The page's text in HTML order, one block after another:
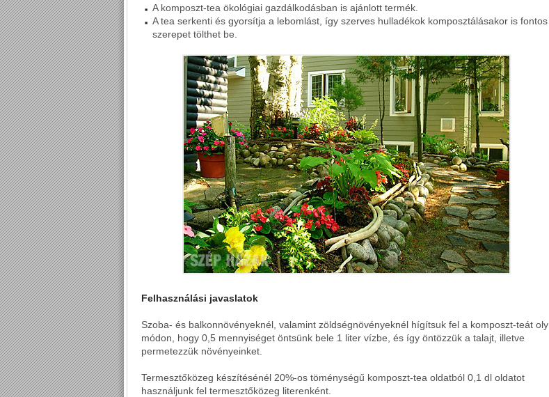
A komposzt-tea ökológiai gazdálkodásban is ajánlott termék.
A tea serkenti és gyorsítja a lebomlást, így szerves hulladékok komposztálásakor is fontos
szerepet tölthet be.
Felhasználási javaslatok
Szoba- és balkonnövényeknél, valamint zöldségnövényeknél hígítsuk fel a komposzt-teát oly
módon, hogy 0,5 mennyiséget öntsünk bele 1 liter vízbe, és így öntözzük a talajt, illetve
permetezzük növényeinket.
Termesztőközeg készítésénél 20%-os töménységű komposzt-tea oldatból 0,1 dl oldatot
használjunk fel termesztőközeg literenként.